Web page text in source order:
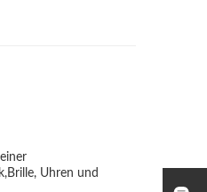
Uhren und